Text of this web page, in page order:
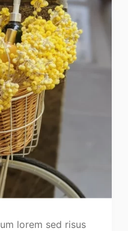
lorem sed risus